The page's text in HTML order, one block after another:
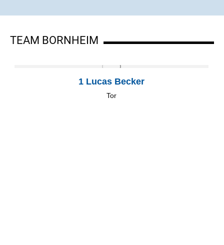
TEAM BORNHEIM
1 Lucas Becker
Tor